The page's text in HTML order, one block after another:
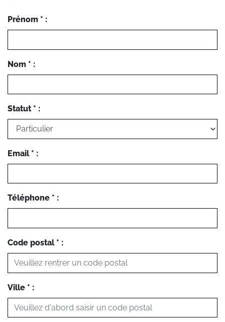
Prénom * :
Nom * :
Statut * :
Email * :
Téléphone * :
Code postal * :
Ville * :